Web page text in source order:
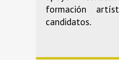
formación
candidatos.